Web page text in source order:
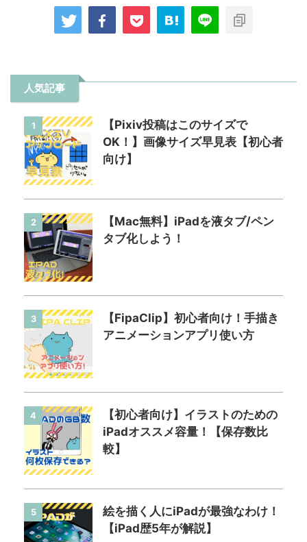
人気記事
1
【Pixiv投稿はこのサイズで
OK！】画像サイズ早見表【初心者
向け】
2
【Mac無料】iPadを液タブ/ペン
タブ化しよう！
3
【FipaClip】初心者向け！手描き
アニメーションアプリ使い方
4
【初心者向け】イラストのための
iPadオススメ容量！【保存数比
較】
5
絵を描く人にiPadが最強なわけ！
【iPad歴5年が解説】